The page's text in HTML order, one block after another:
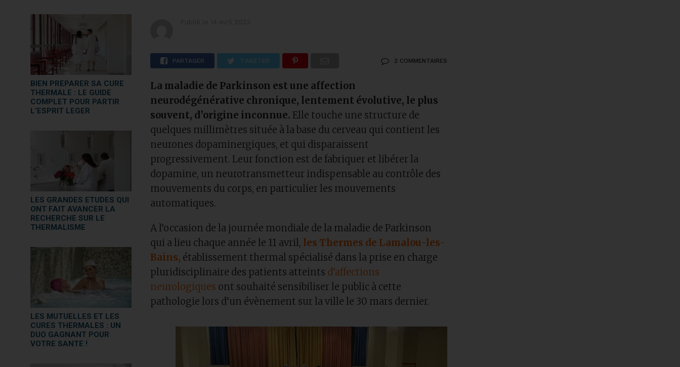
BIEN PREPARER SA CURE
THERMALE : LE GUIDE
COMPLET POUR PARTIR
L’ESPRIT LEGER
LES GRANDES ETUDES QUI
ONT FAIT AVANCER LA
RECHERCHE SUR LE
THERMALISME
LES MUTUELLES ET LES
CURES THERMALES : UN
DUO GAGNANT POUR
VOTRE SANTE !
PARTAGER TWEETER 2 COMMENTAIRES
La maladie de Parkinson est une affection
neurodégénérative chronique, lentement évolutive, le plus
souvent, d’origine inconnue. Elle touche une structure de
quelques millimètres située à la base du cerveau qui contient les
neurones dopaminergiques, et qui disparaissent
progressivement. Leur fonction est de fabriquer et libérer la
dopamine, un neurotransmetteur indispensable au contrôle des
mouvements du corps, en particulier les mouvements
automatiques.
A l’occasion de la journée mondiale de la maladie de Parkinson
qui a lieu chaque année le 11 avril, les Thermes de Lamalou-les-
Bains, établissement thermal spécialisé dans la prise en charge
pluridisciplinaire des patients atteints d’affections
neurologiques ont souhaité sensibiliser le public à cette
pathologie lors d’un évènement sur la ville le 30 mars dernier.